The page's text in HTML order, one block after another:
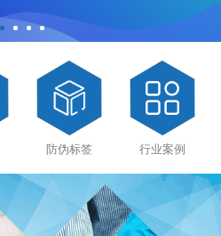
防伪标签 行业案例